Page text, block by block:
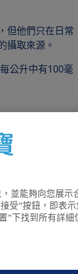
但他們只在日常
攝取來源。
公升中有100毫
，來舒緩抽筋
會緊張收縮，
請務必諮詢您的